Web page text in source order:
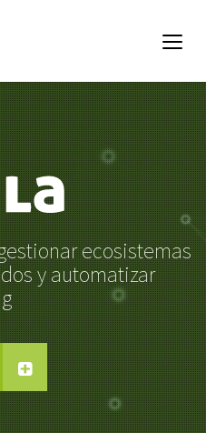
ecosistemas
y automatizar